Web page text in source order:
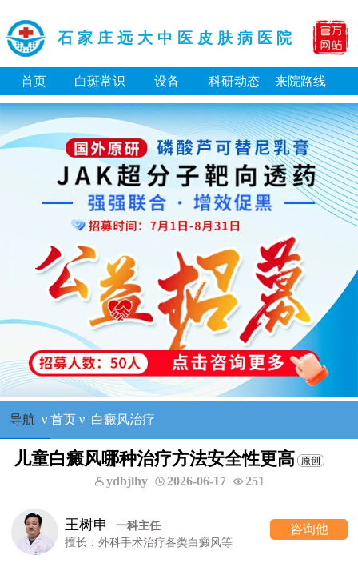
石家庄远大中医皮肤病医院
首页 白斑常识 设备 科研动态 来院路线
导航 ν 首页ν 白癜风治疗
儿童白癜风哪种治疗方法安全性更高
ydbjlhy 2026-06-17 251
王树申
一科主任
擅长：外科手术治疗各类白癜风等
咨询他